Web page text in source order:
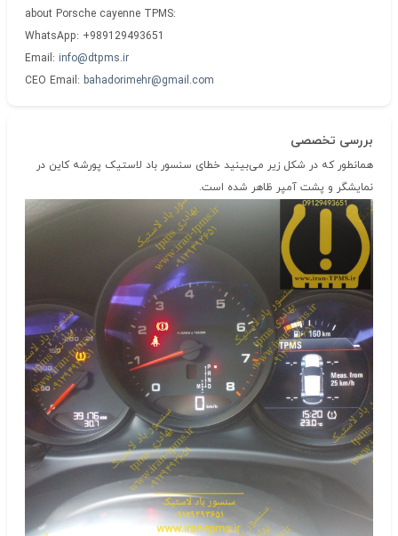
about Porsche cayenne TPMS:
WhatsApp: +989129493651
Email: info@dtpms.ir
CEO Email: bahadorimehr@gmail.com
بررسی تخصصی
همانطور که در شکل زیر می‌بینید خطای سنسور باد لاستیک پورشه کاین در
نمایشگر و پشت آمپر ظاهر شده است.